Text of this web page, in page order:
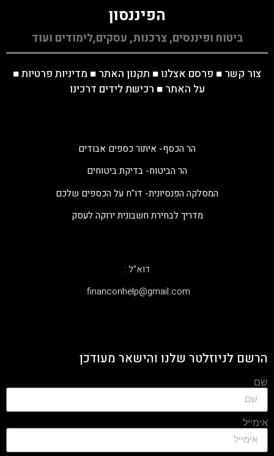
הפיננסון
ביטוח ופיננסים, צרכנות, עסקים,לימודים ועוד
צור קשר ■ פרסם אצלנו ■ תקנון האתר ■ מדיניות פרטיות■
על האתר ■ רכישת לידים דרכינו
הר הכסף- איתור כספים אבודים
הר הביטוח- בדיקת ביטוחים
המסלקה הפנסיונית- דו"ח על הכספים שלכם
מדריך לבחירת חשבונית ירוקה לעסק
דוא"ל :
‫financonhelp@gmail.com‬
הרשם לניוזלטר שלנו והישאר מעודכן
שם
אימייל